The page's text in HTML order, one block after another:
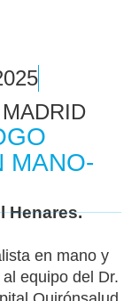
MANO-
Henares.
en mano y
equipo del Dr.